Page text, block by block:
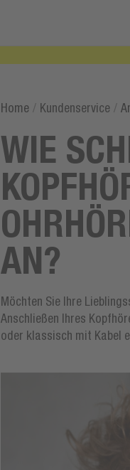
Home / Kundenservice /
WIE
N?
Möchten Sie Ihre
Anschließen Ihres
oder klassisch mit Kabel